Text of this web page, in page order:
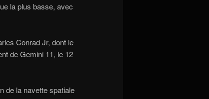
la plus basse, avec
Conrad Jr, dont le
de Gemini 11, le 12
de la navette spatiale